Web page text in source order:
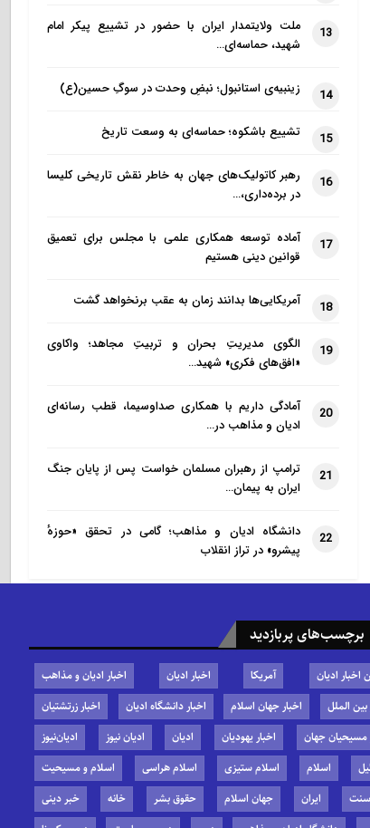
13
ملت ولایتمدار ایران با حضور در تشییع پیکر امام
شهید، حماسه‌ای…
14 زینبیه‌ی استانبول؛ نبضِ وحدت در سوگِ حسین(ع)
15 تشییع باشکوه؛ حماسه‌ای به وسعت تاریخ
16
رهبر کاتولیک‌های جهان به خاطر نقش تاریخی کلیسا
در برده‌داری،…
17
آماده توسعه همکاری علمی با مجلس برای تعمیق
قوانین دینی هستیم
18 آمریکایی‌ها بدانند زمان به عقب برنخواهد گشت
19
الگوی مدیریتِ بحران و تربیتِ مجاهد؛ واکاوی
«افق‌های فکری» شهید…
20
آمادگی داریم با همکاری صداوسیما، قطب رسانه‌ای
ادیان و مذاهب در…
21
ترامپ از رهبران مسلمان خواست پس از پایان جنگ
ایران به پیمان…
22
دانشگاه ادیان و مذاهب؛ گامی در تحقق «حوزهٔ
پیشرو» در تراز انقلاب
برچسب‌های پربازدید
اخبار ادیان آمریکا اخبار ادیان
اخبار ادیان و مذاهب
بین الملل
اخبار جهان اسلام اخبار دانشگاه ادیان
اخبار زرتشتیان
مسیحیان جهان
اخبار یهودیان ادیان ادیان نیوز
ادیان‌نیوز
اسلام اسلام ستیزی اسلام هراسی
اسلام و مسیحیت
ایران جهان اسلام حقوق بشر خانه
خبر دینی